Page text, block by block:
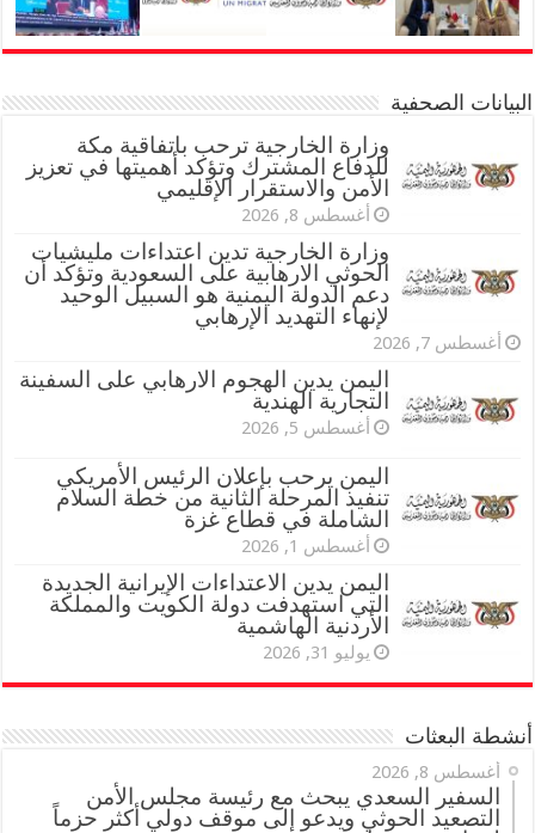
البيانات الصحفية
وزارة الخارجية ترحب باتفاقية مكة
للدفاع المشترك وتؤكد أهميتها في تعزيز
الأمن والاستقرار الإقليمي
أغسطس 8, 2026
وزارة الخارجية تدين اعتداءات مليشيات
الحوثي الارهابية على السعودية وتؤكد أن
دعم الدولة اليمنية هو السبيل الوحيد
لإنهاء التهديد الإرهابي
أغسطس 7, 2026
اليمن يدين الهجوم الارهابي على السفينة
التجارية الهندية
أغسطس 5, 2026
اليمن يرحب بإعلان الرئيس الأمريكي
تنفيذ المرحلة الثانية من خطة السلام
الشاملة في قطاع غزة
أغسطس 1, 2026
اليمن يدين الاعتداءات الإيرانية الجديدة
التي استهدفت دولة الكويت والمملكة
الأردنية الهاشمية
يوليو 31, 2026
أنشطة البعثات
أغسطس 8, 2026
السفير السعدي يبحث مع رئيسة مجلس الأمن
التصعيد الحوثي ويدعو إلى موقف دولي أكثر حزماً